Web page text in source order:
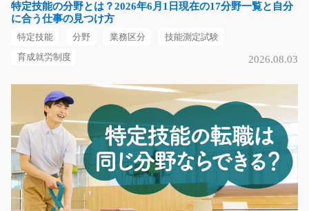
時給1200円
群馬県前橋市
化粧品の検品作業/g06_00682
化粧品を扱う工場で、製造サポートの軽作業をお任せし
ます。 決まった手順…
長期（3ヶ月以上）
時給1,350円
特定技能の分野とは？2026年6月1日現在の17分野一覧と自分
に合う仕事の見つけ方
特定技能 分野 業務区分 技能測定試験
育成就労制度 2026.08.03